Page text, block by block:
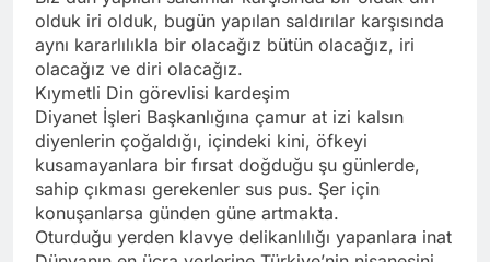
olduk iri olduk, bugün yapılan saldırılar karşısında
aynı kararlılıkla bir olacağız bütün olacağız, iri
olacağız ve diri olacağız.
Kıymetli Din görevlisi kardeşim
Diyanet İşleri Başkanlığına çamur at izi kalsın
diyenlerin çoğaldığı, içindeki kini, öfkeyi
kusamayanlara bir fırsat doğduğu şu günlerde,
sahip çıkması gerekenler sus pus. Şer için
konuşanlarsa günden güne artmakta.
Oturduğu yerden klavye delikanlılığı yapanlara inat